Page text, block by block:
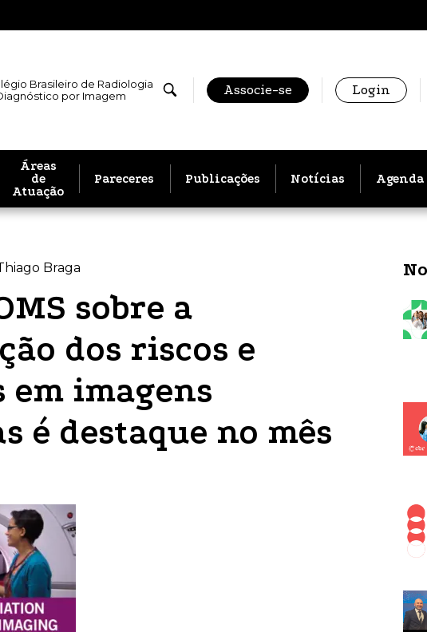
Brasileiro de Radiologia
por Imagem
Associe-se Login
Áreas
de
Atuação
Pareceres Publicações Notícias Agenda
Braga
sobre a
dos riscos e
em imagens
é destaque no mês